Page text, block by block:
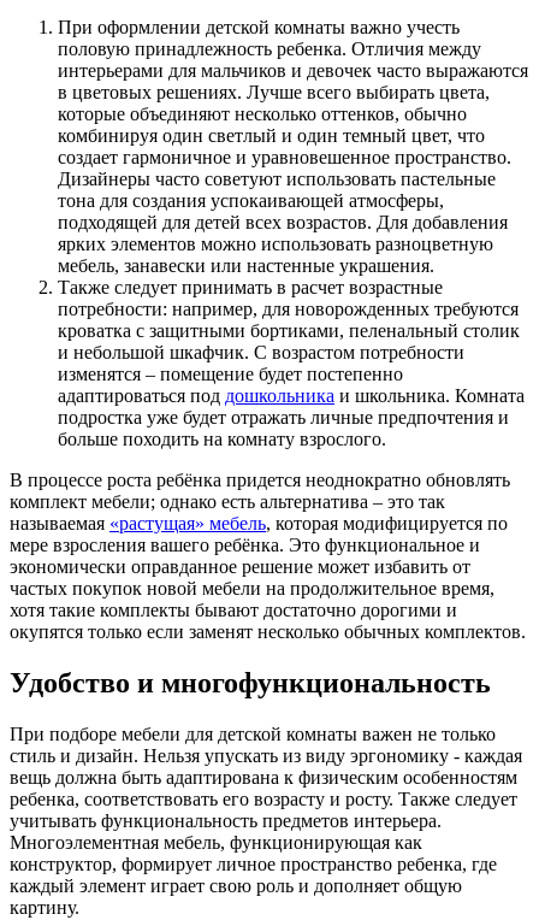
При оформлении детской комнаты важно учесть
половую принадлежность ребенка. Отличия между
интерьерами для мальчиков и девочек часто выражаются
в цветовых решениях. Лучше всего выбирать цвета,
которые объединяют несколько оттенков, обычно
комбинируя один светлый и один темный цвет, что
создает гармоничное и уравновешенное пространство.
Дизайнеры часто советуют использовать пастельные
тона для создания успокаивающей атмосферы,
подходящей для детей всех возрастов. Для добавления
ярких элементов можно использовать разноцветную
мебель, занавески или настенные украшения.
Также следует принимать в расчет возрастные
потребности: например, для новорожденных требуются
кроватка с защитными бортиками, пеленальный столик
и небольшой шкафчик. С возрастом потребности
изменятся – помещение будет постепенно
адаптироваться под дошкольника и школьника. Комната
подростка уже будет отражать личные предпочтения и
больше походить на комнату взрослого.
В процессе роста ребёнка придется неоднократно обновлять
комплект мебели; однако есть альтернатива – это так
называемая «растущая» мебель, которая модифицируется по
мере взросления вашего ребёнка. Это функциональное и
экономически оправданное решение может избавить от
частых покупок новой мебели на продолжительное время,
хотя такие комплекты бывают достаточно дорогими и
окупятся только если заменят несколько обычных комплектов.
Удобство и многофункциональность
При подборе мебели для детской комнаты важен не только
стиль и дизайн. Нельзя упускать из виду эргономику - каждая
вещь должна быть адаптирована к физическим особенностям
ребенка, соответствовать его возрасту и росту. Также следует
учитывать функциональность предметов интерьера.
Многоэлементная мебель, функционирующая как
конструктор, формирует личное пространство ребенка, где
каждый элемент играет свою роль и дополняет общую
картину.